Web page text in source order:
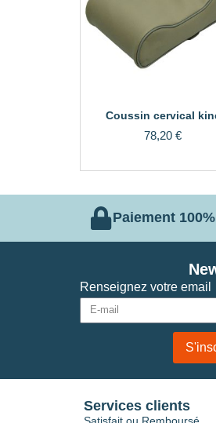
Coussin cervical
78,20 €
Paiement
Renseignez votre email
Services clients